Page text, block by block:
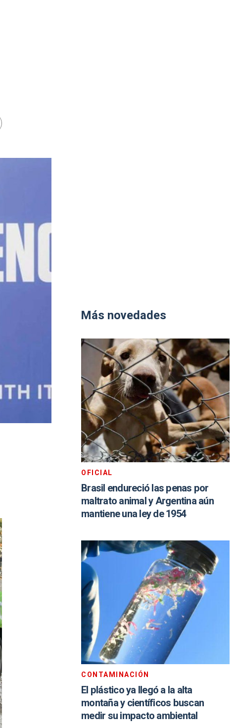
Más novedades
OFICIAL
Brasil endureció las penas por
maltrato animal y Argentina aún
mantiene una ley de 1954
CONTAMINACIÓN
El plástico ya llegó a la alta
montaña y científicos buscan
medir su impacto ambiental